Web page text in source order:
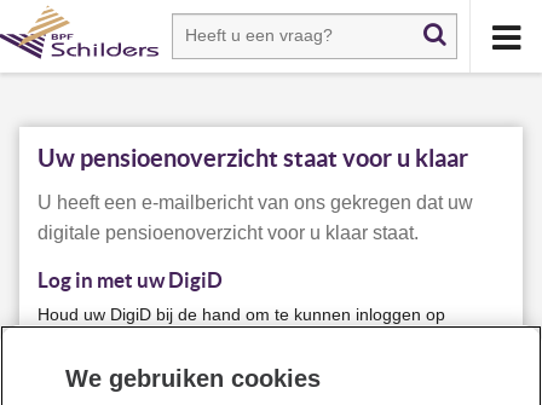
Uw pensioenoverzicht staat voor u klaar
U heeft een e-mailbericht van ons gekregen dat uw
digitale pensioenoverzicht voor u klaar staat.
Log in met uw DigiD
Houd uw DigiD bij de hand om te kunnen inloggen op
pensioenoverzicht te gaan. U kunt het pensioenoverzicht
daar ook downloaden en eventueel op uw eigen computer
We gebruiken cookies